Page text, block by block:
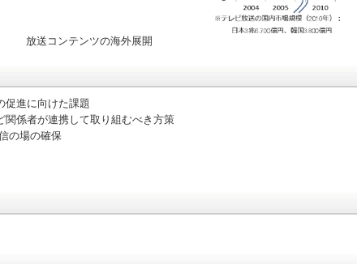
放送コンテンツの海外展開
促進に向けた課題
関係者が連携して取り組むべき方策
場の確保